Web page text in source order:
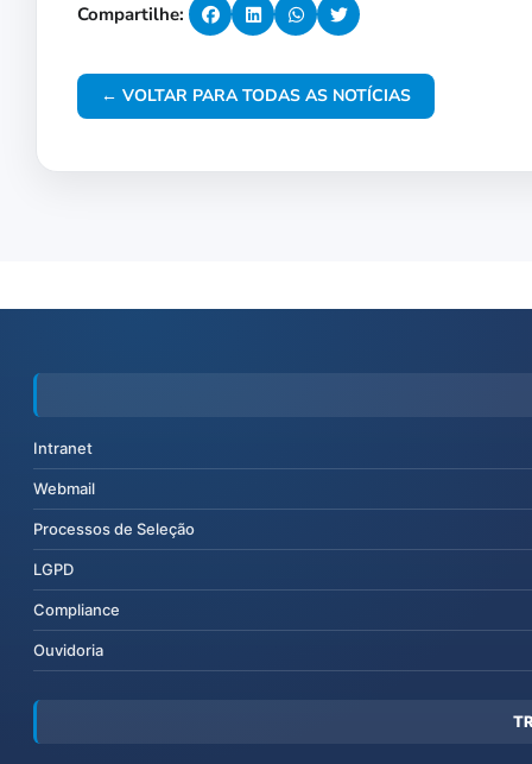
Compartilhe:
← VOLTAR PARA TODAS AS NOTÍCIAS
Intranet
Webmail
Processos de Seleção
LGPD
Compliance
Ouvidoria